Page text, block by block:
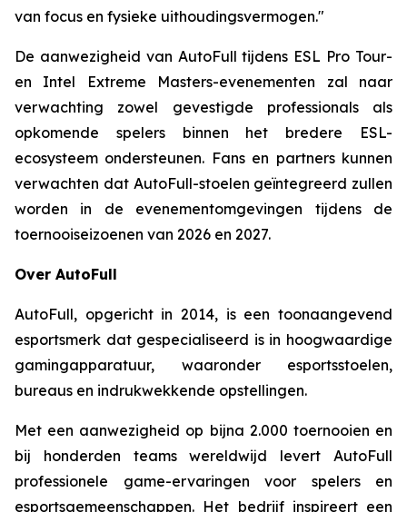
van focus en fysieke uithoudingsvermogen."
De aanwezigheid van AutoFull tijdens ESL Pro Tour-
en Intel Extreme Masters-evenementen zal naar
verwachting zowel gevestigde professionals als
opkomende spelers binnen het bredere ESL-
ecosysteem ondersteunen. Fans en partners kunnen
verwachten dat AutoFull-stoelen geïntegreerd zullen
worden in de evenementomgevingen tijdens de
toernooiseizoenen van 2026 en 2027.
Over AutoFull
AutoFull, opgericht in 2014, is een toonaangevend
esportsmerk dat gespecialiseerd is in hoogwaardige
gamingapparatuur, waaronder esportsstoelen,
bureaus en indrukwekkende opstellingen.
Met een aanwezigheid op bijna 2.000 toernooien en
bij honderden teams wereldwijd levert AutoFull
professionele game-ervaringen voor spelers en
esportsgemeenschappen. Het bedrijf inspireert een